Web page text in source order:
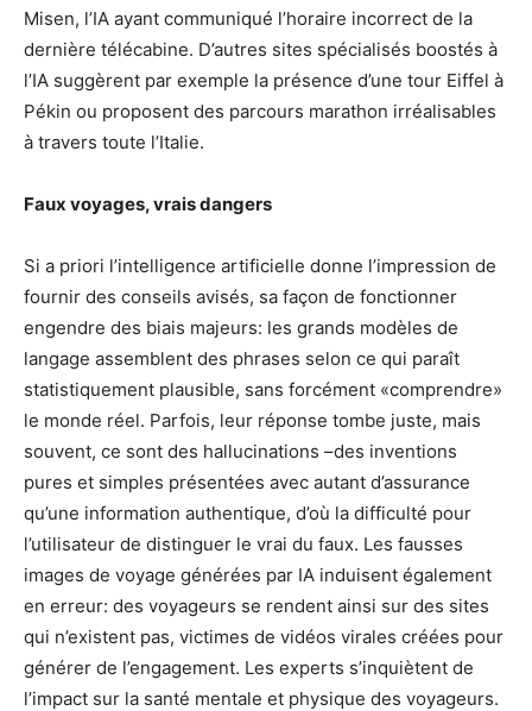
Misen, l’IA ayant communiqué l’horaire incorrect de la
dernière télécabine. D’autres sites spécialisés boostés à
l’IA suggèrent par exemple la présence d’une tour Eiffel à
Pékin ou proposent des parcours marathon irréalisables
à travers toute l’Italie.
Faux voyages, vrais dangers
Si a priori l’intelligence artificielle donne l’impression de
fournir des conseils avisés, sa façon de fonctionner
engendre des biais majeurs: les grands modèles de
langage assemblent des phrases selon ce qui paraît
statistiquement plausible, sans forcément «comprendre»
le monde réel. Parfois, leur réponse tombe juste, mais
souvent, ce sont des hallucinations –des inventions
pures et simples présentées avec autant d’assurance
qu’une information authentique, d’où la difficulté pour
l’utilisateur de distinguer le vrai du faux. Les fausses
images de voyage générées par IA induisent également
en erreur: des voyageurs se rendent ainsi sur des sites
qui n’existent pas, victimes de vidéos virales créées pour
générer de l’engagement. Les experts s’inquiètent de
l’impact sur la santé mentale et physique des voyageurs.